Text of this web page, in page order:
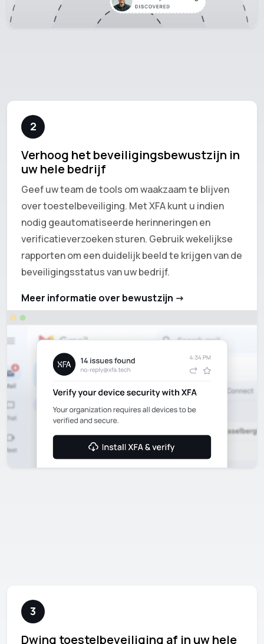
2
Verhoog het beveiligingsbewustzijn in
uw hele bedrijf
Geef uw team de tools om waakzaam te blijven
over toestelbeveiliging. Met XFA kunt u indien
nodig geautomatiseerde herinneringen en
verificatieverzoeken sturen. Gebruik wekelijkse
rapporten om een duidelijk beeld te krijgen van de
beveiligingsstatus van uw bedrijf.
Meer informatie over bewustzijn ->
3
Dwing toestelbeveiliging af in uw hele